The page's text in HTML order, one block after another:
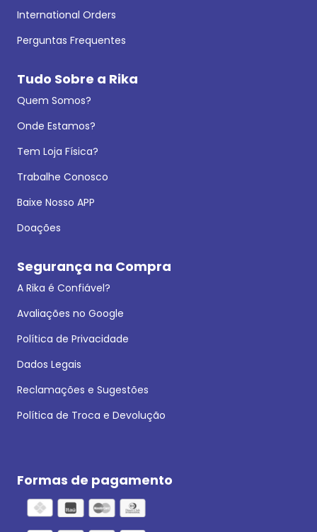
International Orders
Perguntas Frequentes
Tudo Sobre a Rika
Quem Somos?
Onde Estamos?
Tem Loja Física?
Trabalhe Conosco
Baixe Nosso APP
Doações
Segurança na Compra
A Rika é Confiável?
Avaliações no Google
Política de Privacidade
Dados Legais
Reclamações e Sugestões
Política de Troca e Devolução
Formas de pagamento